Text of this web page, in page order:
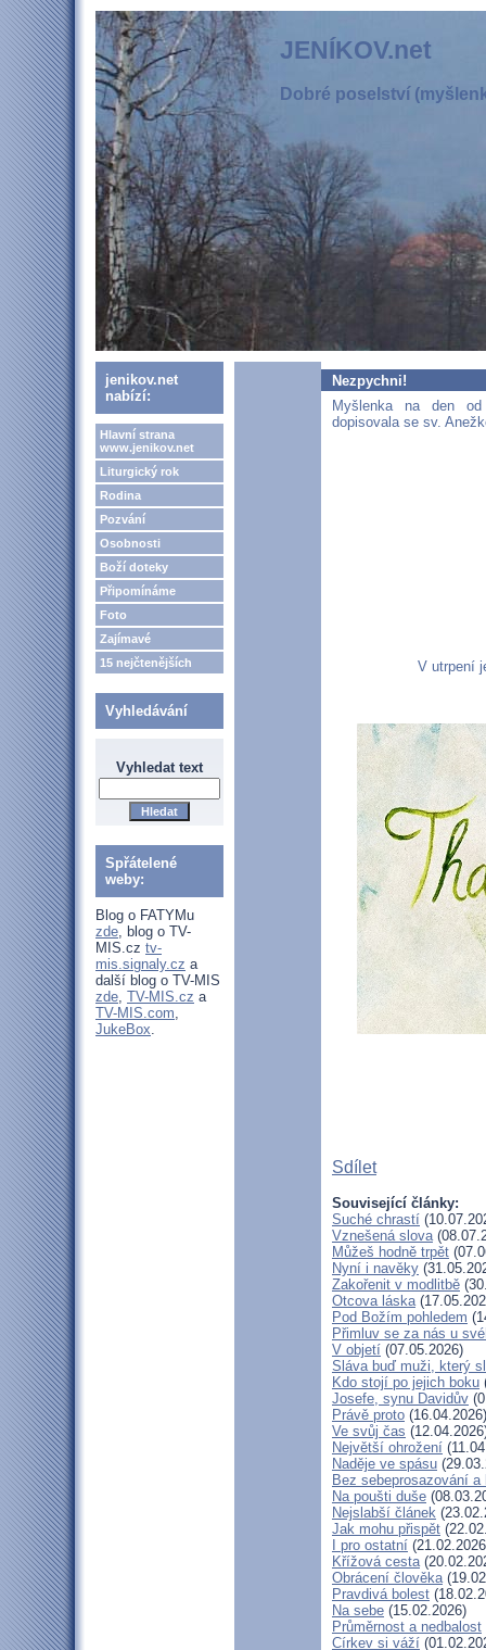
JENÍKOV.net
Dobré poselství
jenikov.net
nabízí:
Hlavní strana
www.jenikov.net
Liturgický rok
Rodina
Pozvání
Osobnosti
Boží doteky
Připomínáme
Foto
Zajímavé
15 nejčtenějších
Vyhledávání
Vyhledat text
Spřátelené
weby:
Blog o FATYMu
zde, blog o TV-
MIS.cz tv-
mis.signaly.cz a
další blog o TV-MIS
zde, TV-MIS.cz a
TV-MIS.com,
JukeBox.
Nezpychni!
Myšlenka na den
dopisovala se sv.
V utrpení
Sdílet
Související články:
Suché chrastí
Vznešená slova
Můžeš hodně trpět
Nyní i navěky
Zakořenit v modlitbě
Otcova láska
Pod Božím pohledem
Přimluv se za nás u
V objetí (07.05.2026)
Sláva buď muži, který
Kdo stojí po jejich boku
Josefe, synu Davidův
Právě proto (16.04.2026)
Ve svůj čas
Největší ohrožení
Naděje ve spásu
Bez sebeprosazování
Na poušti duše
Nejslabší článek
Jak mohu přispět
I pro ostatní
Křížová cesta
Obrácení člověka
Pravdivá bolest
Na sebe (15.02.2026)
Průměrnost a nedbalost
Církev si váží